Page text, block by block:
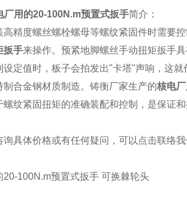
厂用的20-100N.m预置式扳手简介：
高精度螺丝螺栓螺母等螺纹紧固件时需要
扳手来操作。预紧地脚螺丝手动扭矩扳手
设定值时，板子会拍发出"卡塔"声响，这
制合金钢材质制造。铸衡厂家生产的核电
螺纹紧固扭矩的准确装配和控制，是保证和
询具体价格或有任何疑问，可以点击联络我
20-100N.m预置式扳手 可换棘轮头